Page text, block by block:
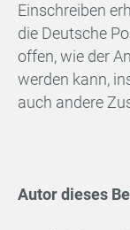
Einschreiben
die Deutsche
offen, wie der
werden kann,
auch andere
Autor dieses